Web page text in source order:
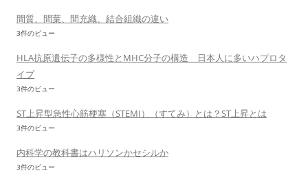
間質、間葉、間充織、結合組織の違い
3件のビュー
HLA抗原遺伝子の多様性とMHC分子の構造 日本人に多いハプロタ
イプ
3件のビュー
ST上昇型急性心筋梗塞（STEMI）（すてみ）とは？ST上昇とは
3件のビュー
内科学の教科書はハリソンかセシルか
3件のビュー